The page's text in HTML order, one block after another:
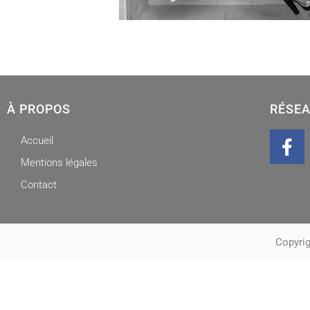
À PROPOS
Accueil
Mentions légales
Contact
F
a
o
o